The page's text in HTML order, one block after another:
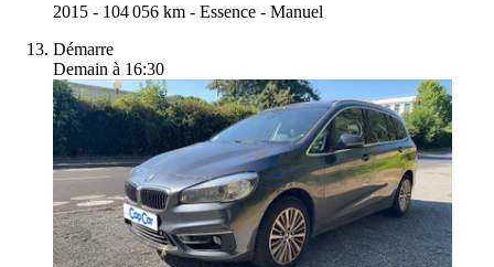
2015 - 104 056 km - Essence - Manuel
Démarre
Demain à 16:30